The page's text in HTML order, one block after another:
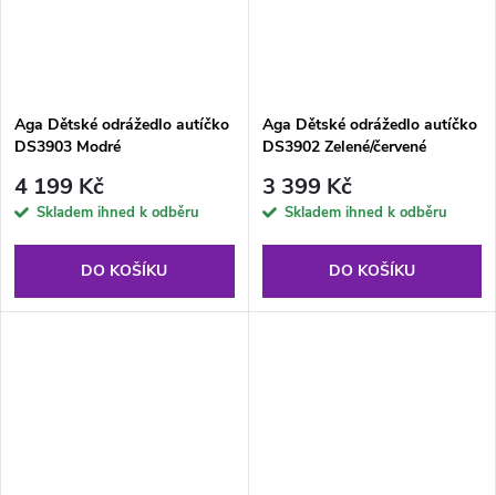
Aga Dětské odrážedlo autíčko
DS3903 Modré
4 199 Kč
Skladem ihned k odběru
DO KOŠÍKU
Aga Dětské odrážedlo autíčko
DS3902 Zelené/červené
3 399 Kč
Skladem ihned k odběru
DO KOŠÍKU